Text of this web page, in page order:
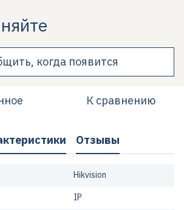
когда появится
К сравнению
Отзывы
Hikvision
IP